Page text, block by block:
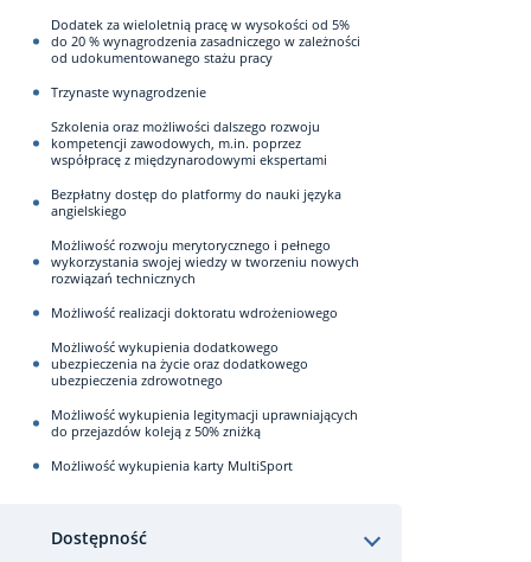
Dodatek za wieloletnią pracę w wysokości od 5%
do 20 % wynagrodzenia zasadniczego w zależności
od udokumentowanego stażu pracy
Trzynaste wynagrodzenie
Szkolenia oraz możliwości dalszego rozwoju
kompetencji zawodowych, m.in. poprzez
współpracę z międzynarodowymi ekspertami
Bezpłatny dostęp do platformy do nauki języka
angielskiego
Możliwość rozwoju merytorycznego i pełnego
wykorzystania swojej wiedzy w tworzeniu nowych
rozwiązań technicznych
Możliwość realizacji doktoratu wdrożeniowego
Możliwość wykupienia dodatkowego
ubezpieczenia na życie oraz dodatkowego
ubezpieczenia zdrowotnego
Możliwość wykupienia legitymacji uprawniających
do przejazdów koleją z 50% zniżką
Możliwość wykupienia karty MultiSport
Dostępność